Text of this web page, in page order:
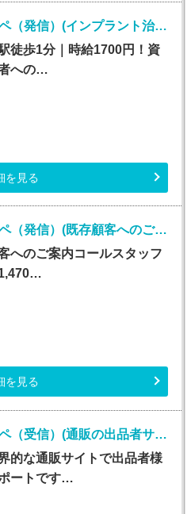
コールセンター・テレオペ（発信）(インプラント治療の資料請求者へのフォローコール)
徒歩1分｜時給1700円！資
への…
を見る
コールセンター・テレオペ（発信）(既存顧客へのご案内コールスタッフ（オープニングスタッフ）)
へのご案内コールスタッフ
を見る
コールセンター・テレオペ（受信）(通販の出品者サポート（メール・チャット・電話）)
的な通販サイトで出品者様
ートです…